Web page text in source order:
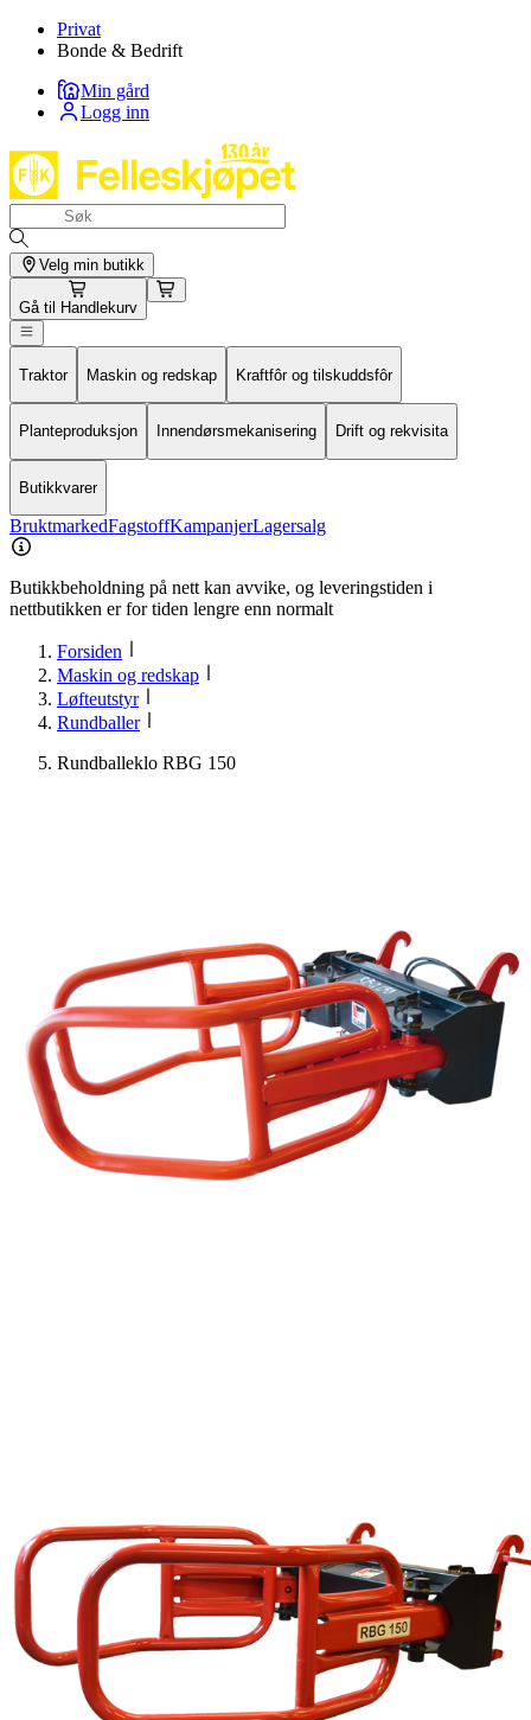
Privat
Bonde & Bedrift
Min gård
Logg inn
Velg min butikk
Gå til Handlekurv
Traktor Maskin og redskap Kraftfôr og tilskuddsfôr
Planteproduksjon Innendørsmekanisering Drift og rekvisita
Butikkvarer
BruktmarkedFagstoffKampanjerLagersalg
Butikkbeholdning på nett kan avvike, og leveringstiden i
nettbutikken er for tiden lengre enn normalt
Forsiden
Maskin og redskap
Løfteutstyr
Rundballer
Rundballeklo RBG 150